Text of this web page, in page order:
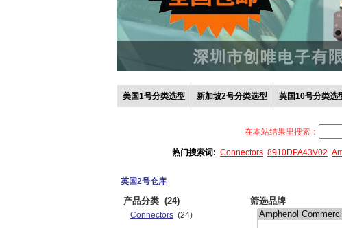
美国1号分类选型 新加坡2号分类选型 英国10号分类选
在本站结果里搜索：
热门搜索词: Connectors 8910DPA43V02
英国2号仓库
产品分类 (24)
Connectors (24)
筛选品牌